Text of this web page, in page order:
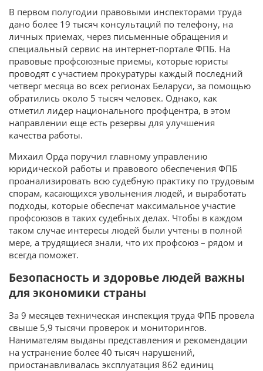
В первом полугодии правовыми инспекторами труда
дано более 19 тысяч консультаций по телефону, на
личных приемах, через письменные обращения и
специальный сервис на интернет-портале ФПБ. На
правовые профсоюзные приемы, которые юристы
проводят с участием прокуратуры каждый последний
четверг месяца во всех регионах Беларуси, за помощью
обратились около 5 тысяч человек. Однако, как
отметил лидер национального профцентра, в этом
направлении еще есть резервы для улучшения
качества работы.
Михаил Орда поручил главному управлению
юридической работы и правового обеспечения ФПБ
проанализировать всю судебную практику по трудовым
спорам, касающихся увольнения людей, и выработать
подходы, которые обеспечат максимальное участие
профсоюзов в таких судебных делах. Чтобы в каждом
таком случае интересы людей были учтены в полной
мере, а трудящиеся знали, что их профсоюз – рядом и
всегда поможет.
Безопасность и здоровье людей важны
для экономики страны
За 9 месяцев техническая инспекция труда ФПБ провела
свыше 5,9 тысячи проверок и мониторингов.
Нанимателям выданы представления и рекомендации
на устранение более 40 тысяч нарушений,
приостанавливалась эксплуатация 862 единиц